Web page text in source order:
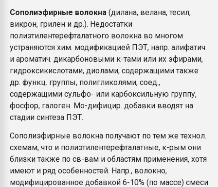
Сополиэфирные волокна (дилана, велана, тесил,
викрон, грилен и др.). Недостатки
полиэтилентерефталатного волокна во многом
устраняются хим. модификацией ПЭТ, напр. алифатич.
и ароматич. дикарбоновыми к-тами или их эфирами,
гидроксикислотами, диолами, содержащими также
др. функц. группы, полигликолями, соед.,
содержащими сульфо- или карбоксильную группу,
фосфор, галоген. Мо-дифицир. добавки вводят на
стадии синтеза ПЭТ.
Сополиэфирные волокна получают по тем же технол.
схемам, что и полиэтилентерефталатные, к-рым они
близки также по св-вам и областям применения, хотя
имеют и ряд особенностей. Напр., волокно,
модифицированное добавкой 6-10% (по массе) смеси